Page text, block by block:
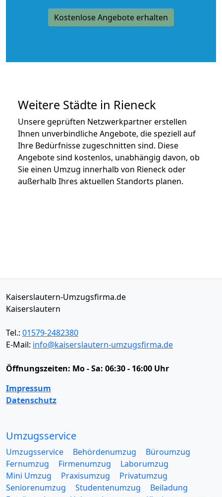
Kostenlose Angebote erhalten
Weitere Städte in Rieneck
Unsere geprüften Netzwerkpartner erstellen
Ihnen unverbindliche Angebote, die speziell auf
Ihre Bedürfnisse zugeschnitten sind. Diese
Angebote sind kostenlos, unabhängig davon, ob
Sie einen Umzug innerhalb von Rieneck oder
außerhalb Ihres aktuellen Standorts planen.
Kaiserslautern-Umzugsfirma.de
Kaiserslautern
Tel.: 01579-2482380
E-Mail: info@kaiserslautern-umzugsfirma.de
Öffnungszeiten: Mo - Sa: 06:30 - 16:00 Uhr
Impressum
Datenschutz
Umzugsservice
Umzugsservice Behördenumzug
Büroumzug
Fernumzug
Firmenumzug
Laborumzug
Mini Umzug
Praxisumzug
Privatumzug
Seniorenumzug
Studentenumzug
Beiladung